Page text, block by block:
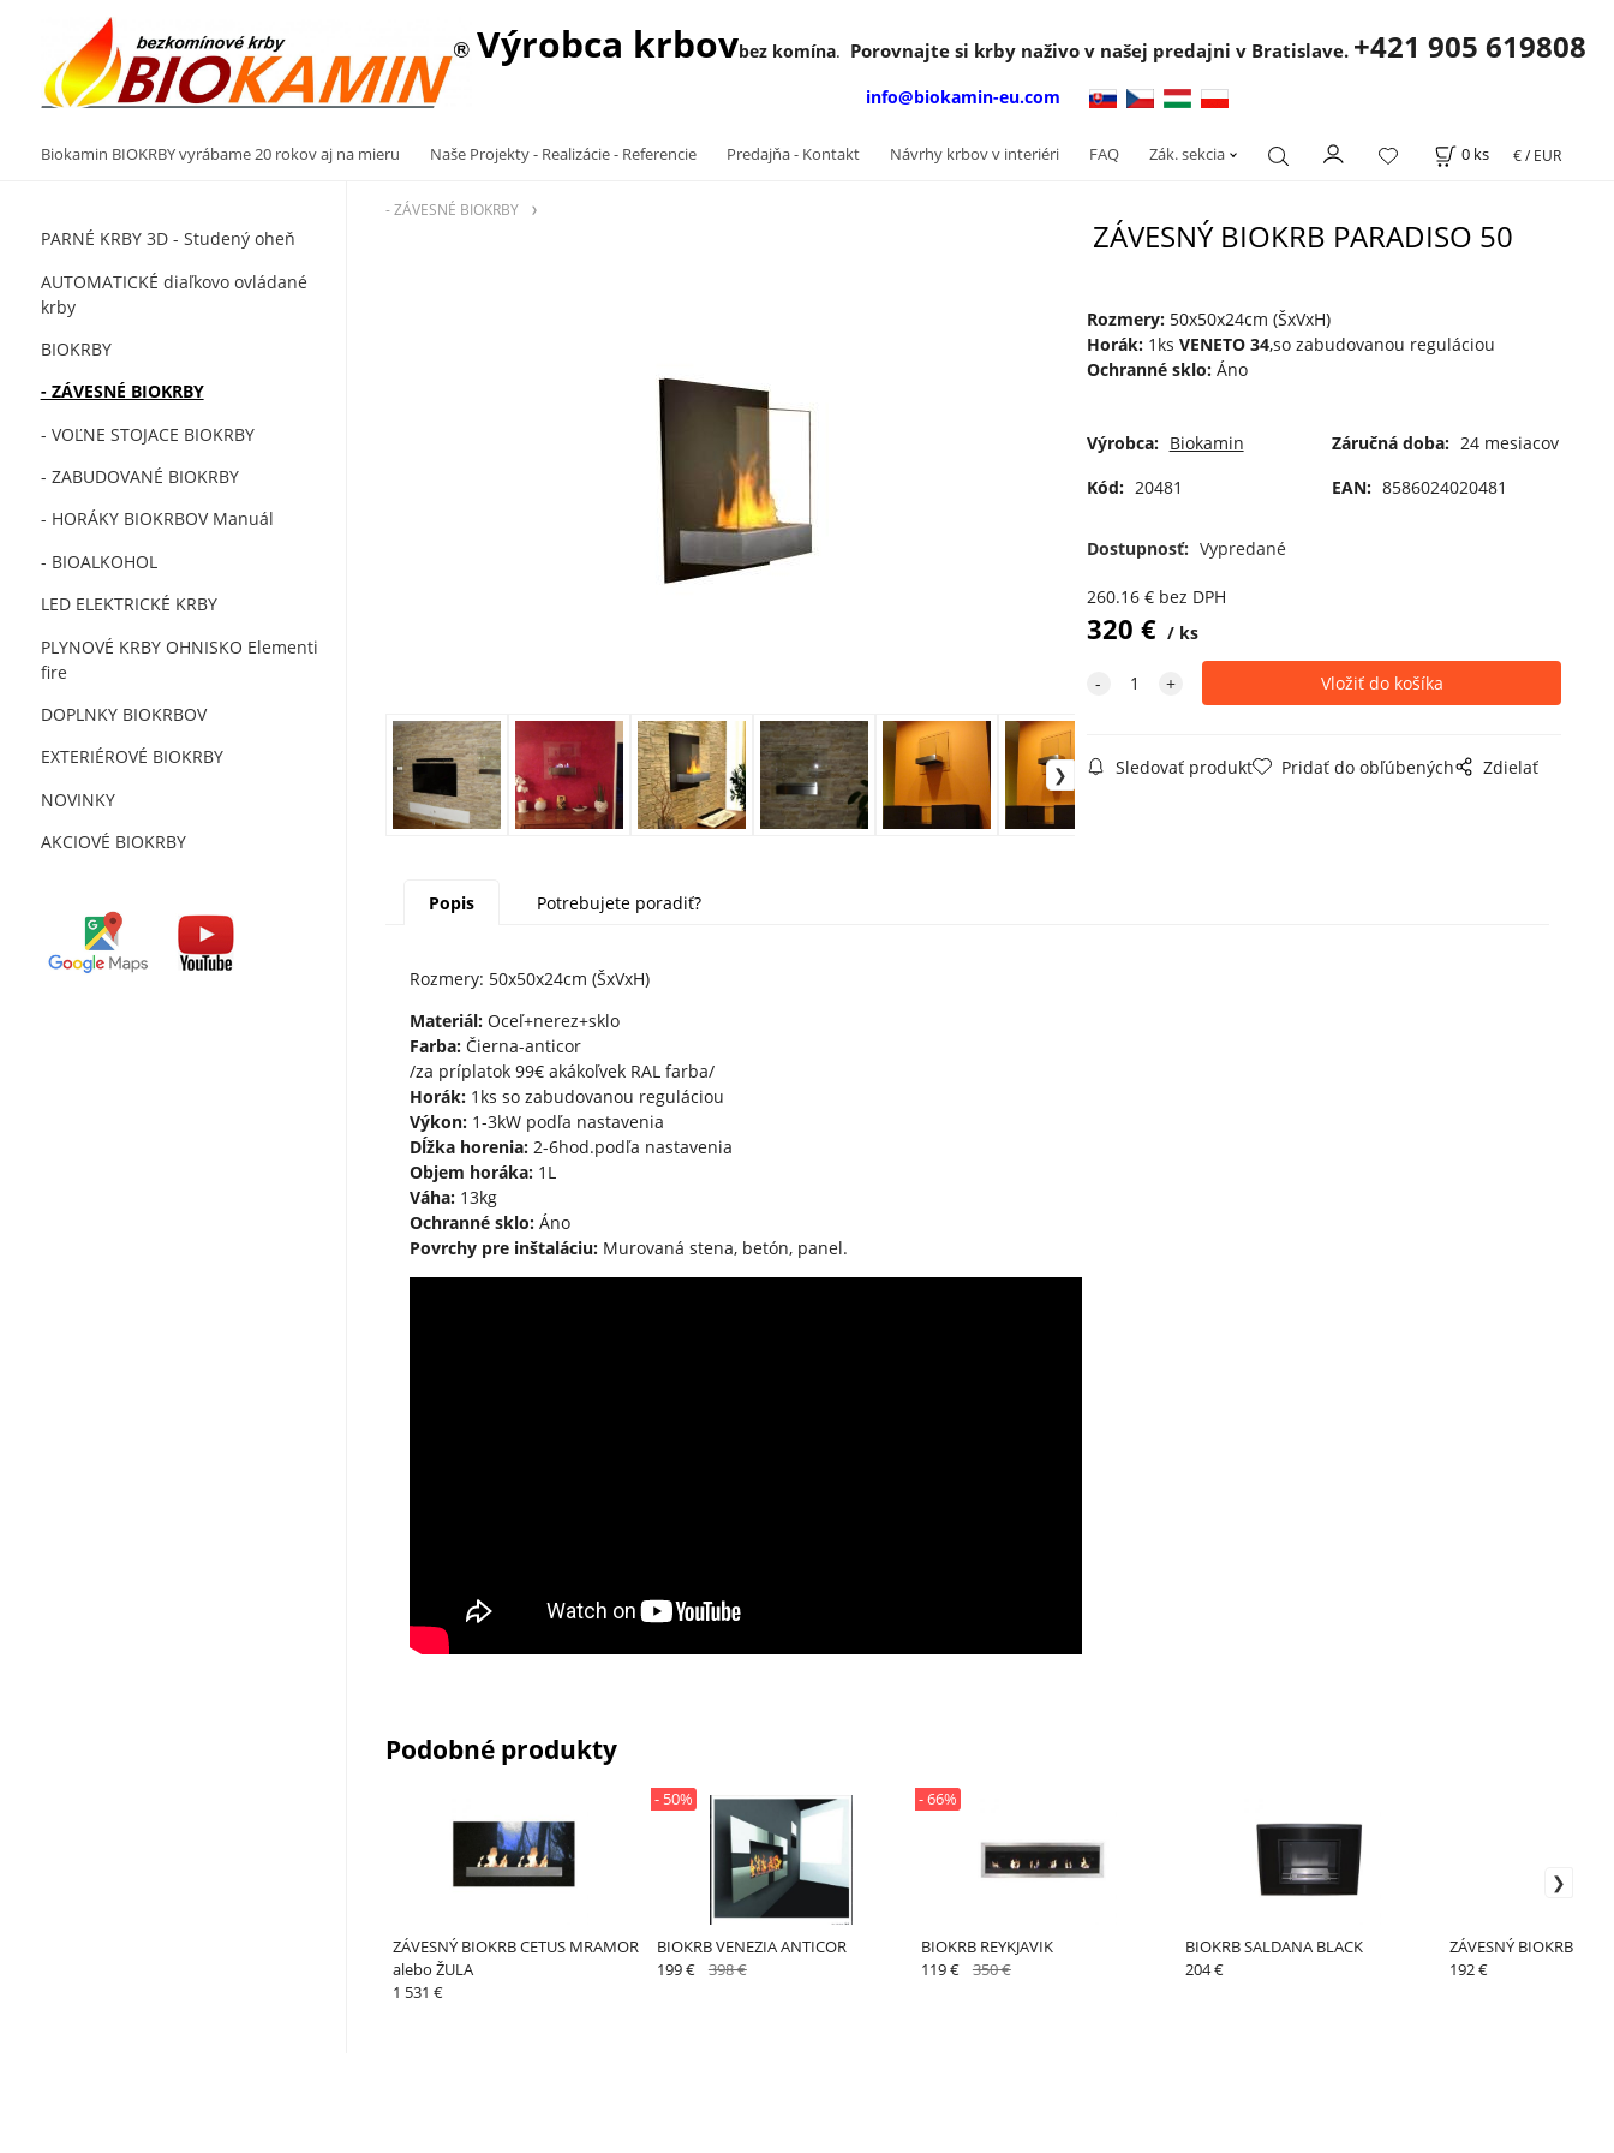
Výrobca krbovbez komína. Porovnajte si krby naživo v našej predajni v Bratislave. +421 905 619808
info@biokamin-eu.com
Biokamin BIOKRBY vyrábame 20 rokov aj na mieru Naše Projekty - Realizácie - Referencie Predajňa - Kontakt Návrhy krbov v interiéri FAQ Zák. sekcia 0 ks € / EUR
PARNÉ KRBY 3D - Studený oheň
AUTOMATICKÉ diaľkovo ovládané
krby
BIOKRBY
- ZÁVESNÉ BIOKRBY
- VOĽNE STOJACE BIOKRBY
- ZABUDOVANÉ BIOKRBY
- HORÁKY BIOKRBOV Manuál
- BIOALKOHOL
LED ELEKTRICKÉ KRBY
PLYNOVÉ KRBY OHNISKO Elementi
fire
DOPLNKY BIOKRBOV
EXTERIÉROVÉ BIOKRBY
NOVINKY
AKCIOVÉ BIOKRBY
- ZÁVESNÉ BIOKRBY
ZÁVESNÝ BIOKRB PARADISO 50
Rozmery:50x50x24cm (ŠxVxH)
Horák: 1ks VENETO 34,so zabudovanou reguláciou
Ochranné sklo:Áno
Výrobca: Biokamin Záručná doba: 24 mesiacov
Kód: 20481 EAN: 8586024020481
Dostupnosť: Vypredané
260.16€ bez DPH
320 € ks
Sledovať produkt Pridať do obľúbených Zdielať
Popis Potrebujete poradiť?
Rozmery: 50x50x24cm (ŠxVxH)
Materiál:Oceľ+nerez+sklo
Farba:Čierna-anticor
/za príplatok 99€ akákoľvek RAL farba/
Horák:1ks so zabudovanou reguláciou
Výkon:1-3kW podľa nastavenia
Dĺžka horenia:2-6hod.podľa nastavenia
Objem horáka:1L
Váha:13kg
Ochranné sklo:Áno
Povrchy pre inštaláciu:Murovaná stena, betón, panel.
Podobné produkty
ZÁVESNÝ BIOKRB CETUS MRAMOR
alebo ŽULA
1 531 €
BIOKRB VENEZIA ANTICOR
- 50%
199 € 398 €
BIOKRB REYKJAVIK
- 66%
119 € 350 €
BIOKRB SALDANA BLACK
204 €
ZÁVESNÝ BIOKRB DUE
192 €